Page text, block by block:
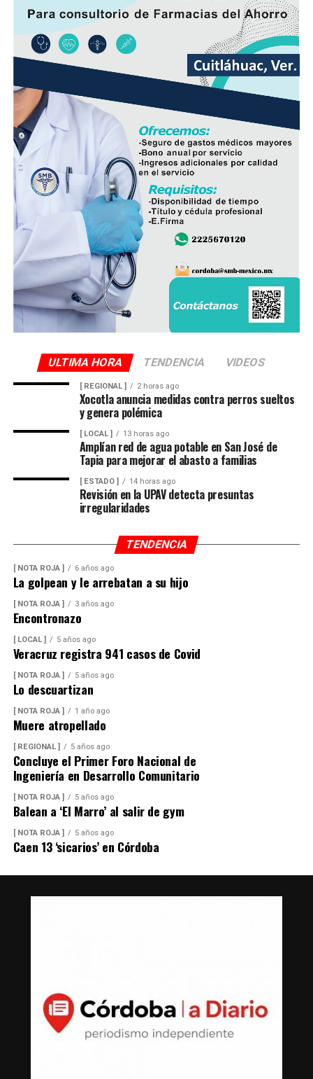
ULTIMA HORA TENDENCIA VIDEOS
[ REGIONAL ] 2 horas ago
Xocotla anuncia medidas contra perros sueltos
y genera polémica
[ LOCAL ] 13 horas ago
Amplían red de agua potable en San José de
Tapia para mejorar el abasto a familias
[ ESTADO ] 14 horas ago
Revisión en la UPAV detecta presuntas
irregularidades
TENDENCIA
[ NOTA ROJA ] 6 años ago
La golpean y le arrebatan a su hijo
[ NOTA ROJA ] 3 años ago
Encontronazo
[ LOCAL ] 5 años ago
Veracruz registra 941 casos de Covid
[ NOTA ROJA ] 5 años ago
Lo descuartizan
[ NOTA ROJA ] 1 año ago
Muere atropellado
[ REGIONAL ] 5 años ago
Concluye el Primer Foro Nacional de
Ingeniería en Desarrollo Comunitario
[ NOTA ROJA ] 5 años ago
Balean a ‘El Marro’ al salir de gym
[ NOTA ROJA ] 5 años ago
Caen 13 ‘sicarios’ en Córdoba